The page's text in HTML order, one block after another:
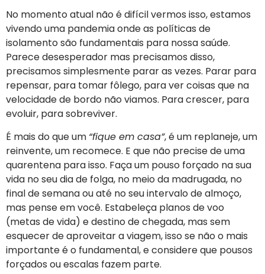
No momento atual não é difícil vermos isso, estamos
vivendo uma pandemia onde as políticas de
isolamento são fundamentais para nossa saúde.
Parece desesperador mas precisamos disso,
precisamos simplesmente parar as vezes. Parar para
repensar, para tomar fôlego, para ver coisas que na
velocidade de bordo não viamos. Para crescer, para
evoluir, para sobreviver.
É mais do que um “fique em casa”, é um replaneje, um
reinvente, um recomece. E que não precise de uma
quarentena para isso. Faça um pouso forçado na sua
vida no seu dia de folga, no meio da madrugada, no
final de semana ou até no seu intervalo de almoço,
mas pense em você. Estabeleça planos de voo
(metas de vida) e destino de chegada, mas sem
esquecer de aproveitar a viagem, isso se não o mais
importante é o fundamental, e considere que pousos
forçados ou escalas fazem parte.